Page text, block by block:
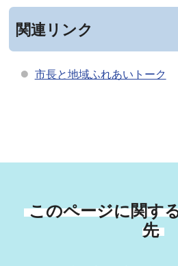
関連リンク
市長と地域ふれあいトーク
このページに関す
先